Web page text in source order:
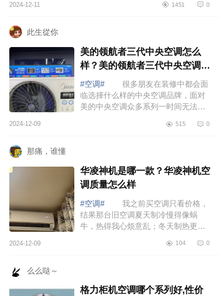
空调是高端机吗？美的机煌空调优点
2024-12-11 1451 0
此生從你
美的领航者三代中央空调怎么
样？美的领航者三代中央空调的
优缺点
#空调#
很多朋友在装修中都会面
临选择什么样的中央空调品牌，面对
美的中央空调众多系列一时间无法选
介绍下美的领航者三代中央空调怎么
2024-12-09 515 0
那痛，谁懂
华凌神机是哪一款？华凌神机空
调质量怎么样
#空调#
我之前买空调只看价格，
结果那台旧空调夏天制冷慢得像蜗
牛，热得我心烦意乱；冬天制热更是
电费还高得吓人，简直就是“电老虎”。
2024-12-09 104 0
么么哒～
格力柜机空调哪个系列好,性价